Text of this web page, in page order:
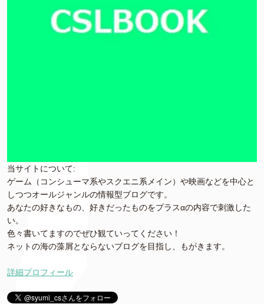
当サイトについて:
ゲーム（コンシューマ系やスクエニ系メイン）や映画などを中心と
しつつオールジャンルの情報型ブログです。
あなたの好きなもの、好きだったものをプラスαの内容で刺激した
い。
色々書いてますのでぜひ観ていってください！
ネットの海の藻屑とならないブログを目指し、もがきます。
詳細プロフィール